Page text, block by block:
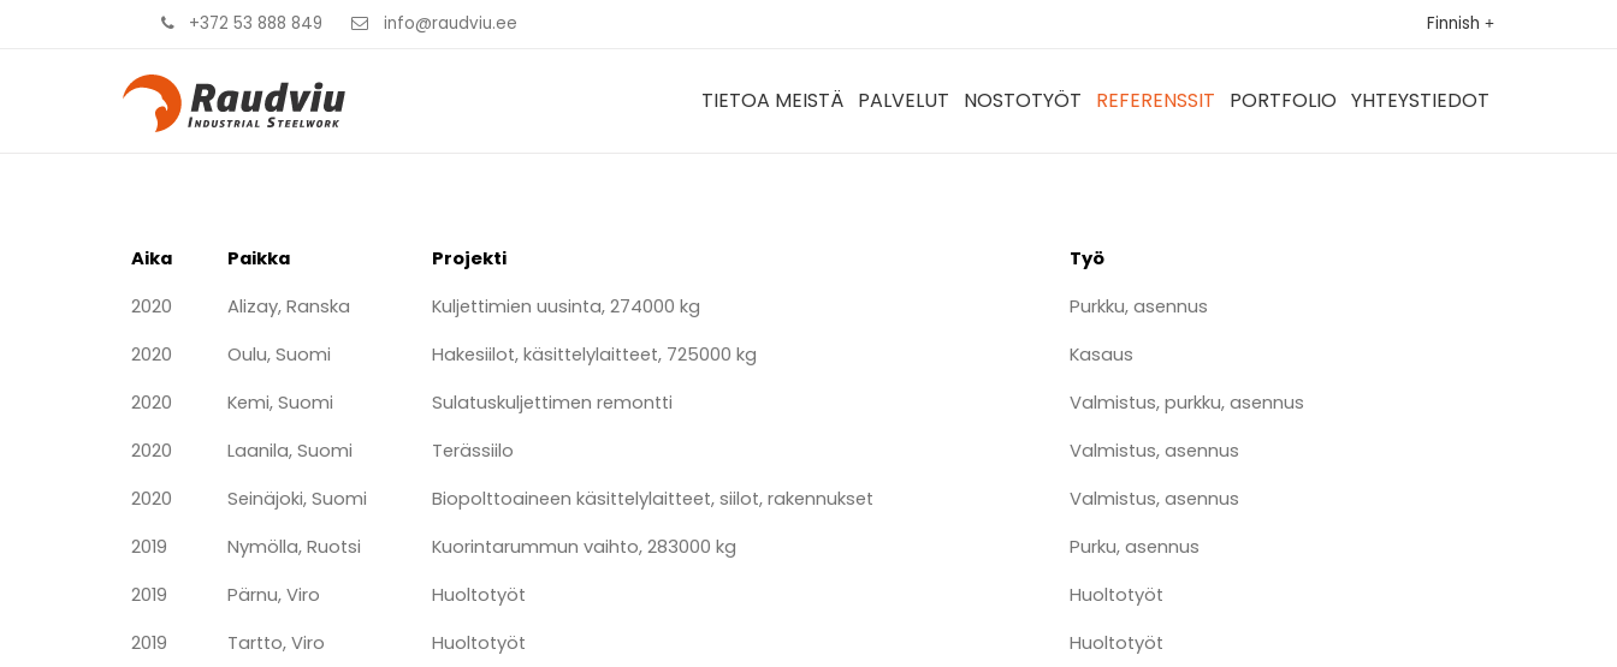
+372 53 888 849 info@raudviu.ee Finnish
TIETOA MEISTÄ PALVELUT NOSTOTYÖT REFERENSSIT PORTFOLIO YHTEYSTIEDOT
Aika Paikka Projekti
Työ
2020
Alizay, Ranska Kuljettimien uusinta, 274000 kg
Purkku, asennus
2020
Oulu, Suomi Hakesiilot, käsittelylaitteet, 725000 kg
Kasaus
2020
Kemi, Suomi Sulatuskuljettimen remontti
Valmistus, purkku, asennus
2020
Laanila, Suomi Terässiilo
Valmistus, asennus
2020
Seinäjoki, Suomi Biopolttoaineen käsittelylaitteet, siilot, rakennukset
Valmistus, asennus
2019
Nymölla, Ruotsi Kuorintarummun vaihto, 283000 kg
Purku, asennus
2019
Pärnu, Viro Huoltotyöt
Huoltotyöt
2019
Tartto, Viro Huoltotyöt
Huoltotyöt